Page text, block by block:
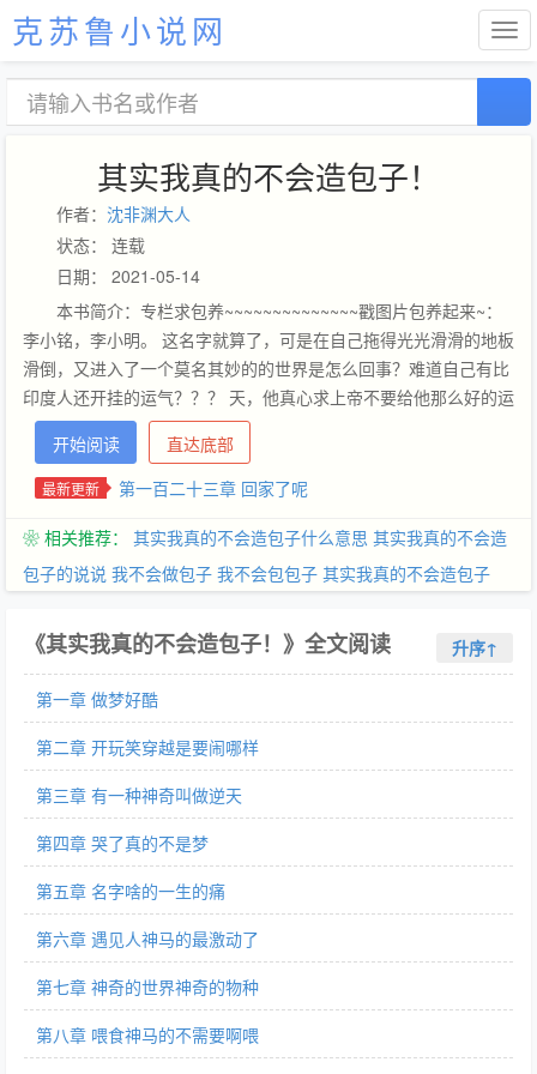
克苏鲁小说网
其实我真的不会造包子！
作者： 沈非渊大人
状态： 连载
日期： 2021-05-14
本书简介：专栏求包养~~~~~~~~~~~~~~戳图片包养起来~：
李小铭，李小明。 这名字就算了，可是在自己拖得光光滑滑的地板
滑倒，又进入了一个莫名其妙的的世界是怎么回事？难道自己有比
印度人还开挂的运气？？？ 天，他真心求上帝不要给他那么好的运
气，到一个未知世界就算了，为什么还要是三观颠覆的？！ 遇到个
奇怪的野兽，嗯，那也算了吧，毕竟世界之大无奇不有，可是有谁
能告诉自己，这野兽会说话是怎么个逆天？！那，那也就算了，但
未知生物说他是自己的命理，而命理在这个世界的意思就是表示老
婆？！ 奇怪的东西还跟自己说，等成了命理，生了孩子，一切就定
下来了！生了孩子？生了孩子……？生了孩子？！ 老子是男人，男
人，男人！ 生孩子算怎么一回事……快给老子滚开！ 不想生包
子，不想造包子，真的，男人生不出来包子的。 什么？都是这样变
西跟自己说，你怀了孩子，都几个月了，咋不注意着点？！不对，
看看自己的肚子，绝对没有包子！再想想那野兽要是知道……嗯，
其实他没有造包子的。 有时候李小铭就想了，到底是哪里不对？
呃，一定是自己滑倒的方式不对！
开始阅读 直达底部
最新更新 第一百二十三章 回家了呢
❀ 相关推荐： 其实我真的不会造包子什么意思 其实我真的不会造
包子的说说 我不会做包子 我不会包包子 其实我真的不会造包子
《其实我真的不会造包子！》全文阅读 升序↑
第一章 做梦好酷
第二章 开玩笑穿越是要闹哪样
第三章 有一种神奇叫做逆天
第四章 哭了真的不是梦
第五章 名字啥的一生的痛
第六章 遇见人神马的最激动了
第七章 神奇的世界神奇的物种
第八章 喂食神马的不需要啊喂